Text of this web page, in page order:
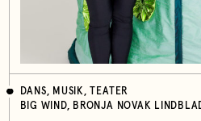
DANS, MUSIK, TEATER
BIG WIND, BRONJA NOVAK